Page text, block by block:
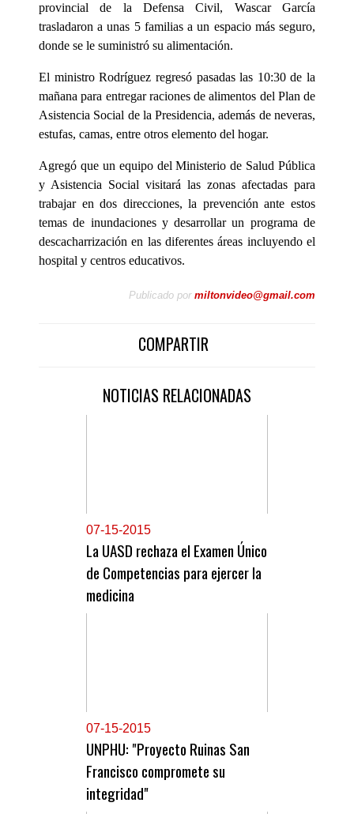
provincial de la Defensa Civil, Wascar García
trasladaron a unas 5 familias a un espacio más seguro,
donde se le suministró su alimentación.
El ministro Rodríguez regresó pasadas las 10:30 de la
mañana para entregar raciones de alimentos del Plan de
Asistencia Social de la Presidencia, además de neveras,
estufas, camas, entre otros elemento del hogar.
Agregó que un equipo del Ministerio de Salud Pública
y Asistencia Social visitará las zonas afectadas para
trabajar en dos direcciones, la prevención ante estos
temas de inundaciones y desarrollar un programa de
descacharrización en las diferentes áreas incluyendo el
hospital y centros educativos.
Publicado por miltonvideo@gmail.com
COMPARTIR
NOTICIAS RELACIONADAS
07-15-2015
La UASD rechaza el Examen Único
de Competencias para ejercer la
medicina
07-15-2015
UNPHU: "Proyecto Ruinas San
Francisco compromete su
integridad"